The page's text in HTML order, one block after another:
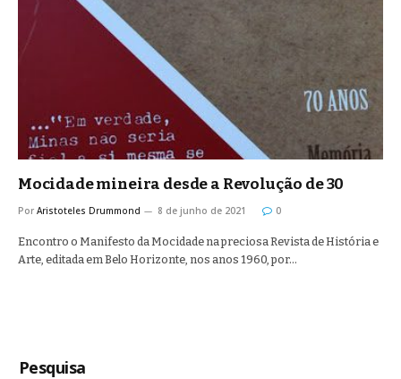
Mocidade mineira desde a Revolução de 30
Por Aristoteles Drummond 8 de junho de 2021 0
Encontro o Manifesto da Mocidade na preciosa Revista de História e
Arte, editada em Belo Horizonte, nos anos 1960, por…
Pesquisa